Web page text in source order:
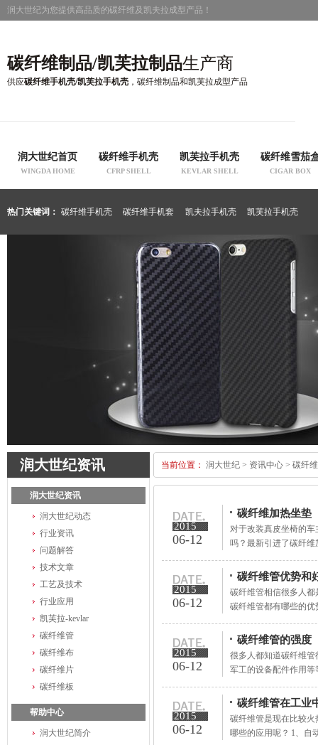
润大世纪为您提供高品质的碳纤维及凯夫拉成型产品！
碳纤维制品/凯芙拉制品生产商
供应碳纤维手机壳/凯芙拉手机壳 ，碳纤维制品和凯芙拉成型产品
润大世纪首页
WINGDA HOME
碳纤维手机壳
CFRP SHELL
凯芙拉手机壳
KEVLAR SHELL
碳纤维雪茄
CIGAR BOX
热门关键词： 碳纤维手机壳 碳纤维手机套 凯夫拉手机壳 凯芙拉手机壳
润大世纪资讯
润大世纪资讯
润大世纪动态
行业资讯
问题解答
技术文章
工艺及技术
行业应用
凯芙拉-kevlar
碳纤维管
碳纤维布
碳纤维片
碳纤维板
帮助中心
润大世纪简介
当前位置： 润大世纪 > 资讯中心 > 碳纤
2015
06-12
碳纤维加热坐垫
对于改装真皮坐椅的
吗？最新引进了碳纤
2015
06-12
碳纤维管优势和
碳纤维管相信很多人
碳纤维管都有哪些的优
2015
06-12
碳纤维管的强度
很多人都知道碳纤维
军工的设备配件作用
2015
06-12
碳纤维管在工业
碳纤维管是现在比较
哪些的应用呢？ 1、自